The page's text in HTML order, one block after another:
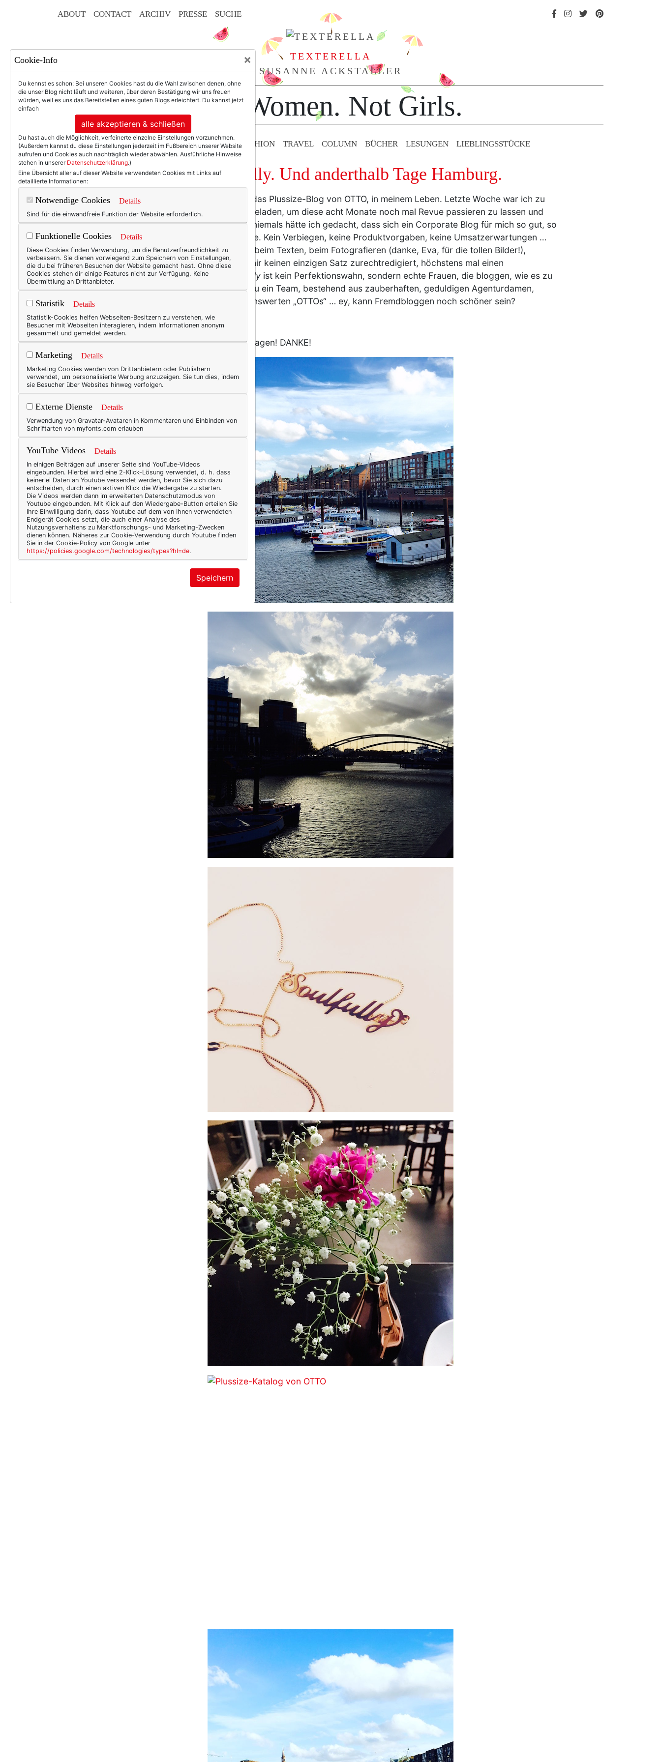
ABOUT CONTACT ARCHIV PRESSE SUCHE
TEXTERELLA
SUSANNE ACKSTALLER
For Women. Not Girls.
50+ LIFESTYLE BEAUTY & FASHION TRAVEL COLUMN BÜCHER LESUNGEN LIEBLINGS­STÜCKE
Neun Monate Soulfully. Und anderthalb Tage Hamburg.
Seit neun Monaten gibt es
, das Plussize-Blog von OTTO, in meinem Leben. Letzte Woche war ich zu
einem Workshop nach Hamburg eingeladen, um diese acht Monate noch mal Revue passieren zu lassen und
Pläne für Neues zu machen. Ehrlich, niemals hätte ich gedacht, dass sich ein Corporate Blog für mich so gut, so
richtig, so authentisch anfühlen würde. Kein Verbiegen, keine Produktvorgaben, keine Umsatzerwartungen …
sondern Freiheit in der Themenwahl, beim Texten, beim Fotografieren (danke, Eva, für die tollen Bilder!),
überall. In all den Monaten hat man mir keinen einzigen Satz zurechtredigiert, höchstens mal einen
Rechtschreibfehler korrigiert.
Soulfully ist kein Perfektionswahn, sondern echte Frauen, die bloggen, wie es zu
ihnen und zu ihrem Leben passt. Dazu ein Team, bestehend aus zauberhaften, geduldigen Agenturdamen,
reizenden Mitbloggerinnen und liebenswerten „OTTOs“ … ey, kann Fremdbloggen noch schöner sein?
Nein. Kann es nicht. Wirklich nicht.
Dafür möchte ich gerne mal Danke! sagen! DANKE!
Cookie-Info ×
Du kennst es schon: Bei unseren Cookies hast du die Wahl zwischen denen, ohne
die unser Blog nicht läuft und weiteren, über deren Bestätigung wir uns freuen
würden, weil es uns das Bereitstellen eines guten Blogs erleichtert. Du kannst jetzt
einfach
alle akzeptieren & schließen
Du hast auch die Möglichkeit, verfeinerte einzelne Einstellungen vorzunehmen.
(Außerdem kannst du diese Einstellungen jederzeit im Fußbereich unserer Website
aufrufen und Cookies auch nachträglich wieder abwählen. Ausführliche Hinweise
stehen in unserer Datenschutzerklärung.)
Eine Übersicht aller auf dieser Website verwendeten Cookies mit Links auf
detaillierte Informationen:
Notwendige Cookies Details
Sind für die einwandfreie Funktion der Website erforderlich.
Funktionelle Cookies Details
Diese Cookies finden Verwendung, um die Benutzerfreundlichkeit zu
verbessern. Sie dienen vorwiegend zum Speichern von Einstellungen,
die du bei früheren Besuchen der Website gemacht hast. Ohne diese
Cookies stehen dir einige Features nicht zur Verfügung. Keine
Übermittlung an Drittanbieter.
Statistik Details
Statistik-Cookies helfen Webseiten-Besitzern zu verstehen, wie
Besucher mit Webseiten interagieren, indem Informationen anonym
gesammelt und gemeldet werden.
Marketing Details
Marketing Cookies werden von Drittanbietern oder Publishern
verwendet, um personalisierte Werbung anzuzeigen. Sie tun dies, indem
sie Besucher über Websites hinweg verfolgen.
Externe Dienste Details
Verwendung von Gravatar-Avataren in Kommentaren und Einbinden von
Schriftarten von myfonts.com erlauben
YouTube Videos Details
In einigen Beiträgen auf unserer Seite sind YouTube-Videos
eingebunden. Hierbei wird eine 2-Klick-Lösung verwendet, d. h. dass
keinerlei Daten an Youtube versendet werden, bevor Sie sich dazu
entscheiden, durch einen aktiven Klick die Wiedergabe zu starten.
Die Videos werden dann im erweiterten Datenschutzmodus von
Youtube eingebunden. Mit Klick auf den Wiedergabe-Button erteilen Sie
Ihre Einwilligung darin, dass Youtube auf dem von Ihnen verwendeten
Endgerät Cookies setzt, die auch einer Analyse des
Nutzungsverhaltens zu Marktforschungs- und Marketing-Zwecken
dienen können. Näheres zur Cookie-Verwendung durch Youtube finden
Sie in der Cookie-Policy von Google unter
https://policies.google.com/technologies/types?hl=de.
Speichern